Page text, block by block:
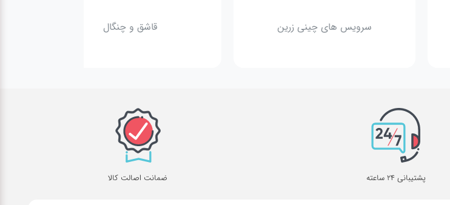
سرویس های چینی زرین
پشتیبانی 24 ساعته ضمانت اصالت کالا